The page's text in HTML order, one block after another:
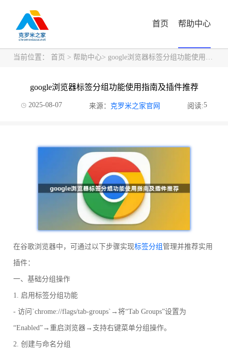
首页 帮助中心
当前位置： 首页 > 帮助中心> google浏览器标签分组功能使用指南及插件推荐
google浏览器标签分组功能使用指南及插件推荐
2025-08-07 来源： 克罗米之家官网 阅读:5
在谷歌浏览器中，可通过以下步骤实现标签分组 管理并推荐实用
插件：
一、基础分组操作
1. 启用标签分组功能
- 访问`chrome://flags/tab-groups`→将“Tab Groups”设置为
“Enabled”→重启浏览器→支持右键菜单分组操作。
2. 创建与命名分组